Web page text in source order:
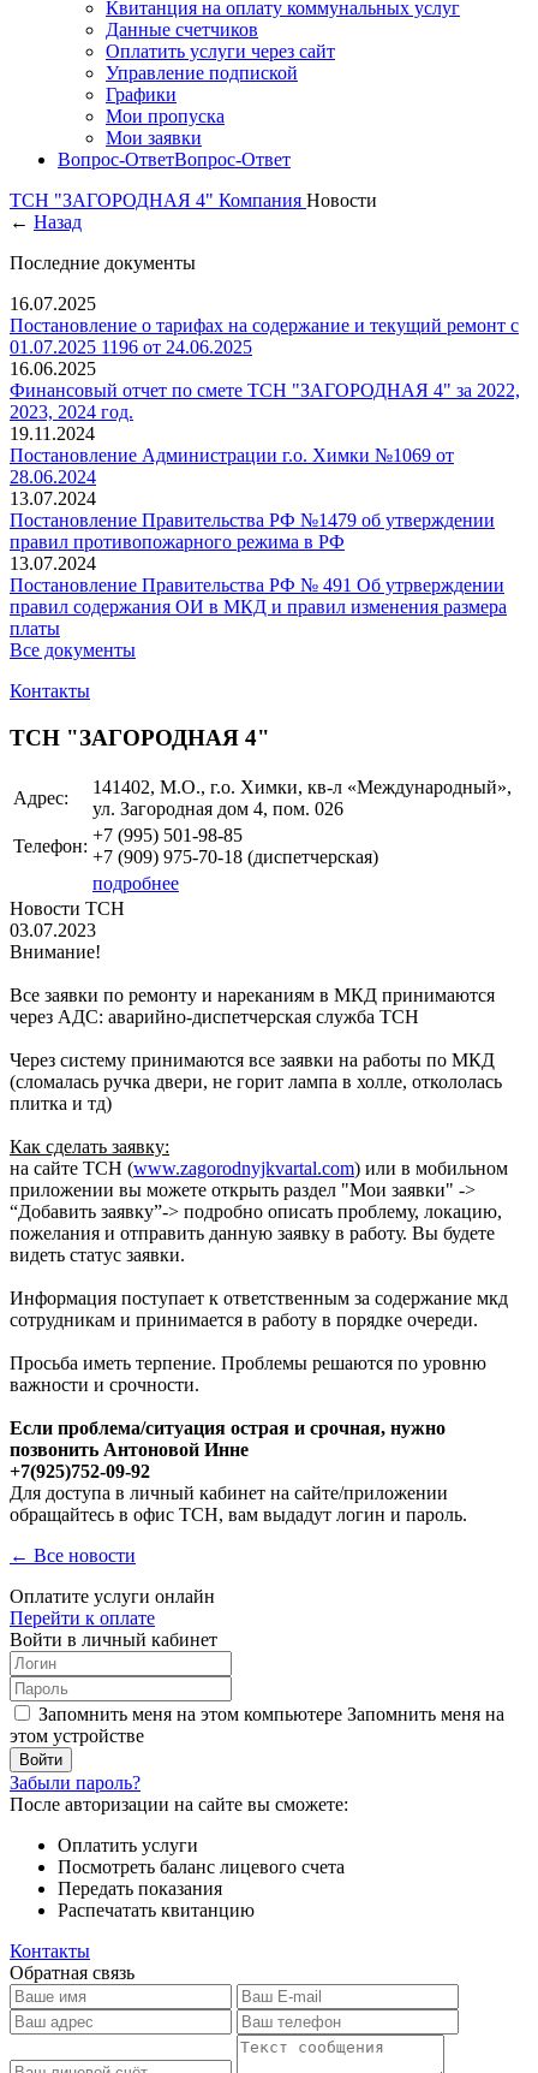
Квитанция на оплату коммунальных услуг
Данные счетчиков
Оплатить услуги через сайт
Управление подпиской
Графики
Мои пропуска
Мои заявки
Вопрос-ОтветВопрос-Ответ
ТСН "ЗАГОРОДНАЯ 4" Компания Новости
← Назад
Последние документы
16.07.2025
Постановление о тарифах на содержание и текущий ремонт с
01.07.2025 1196 от 24.06.2025
16.06.2025
Финансовый отчет по смете ТСН "ЗАГОРОДНАЯ 4" за 2022,
2023, 2024 год.
19.11.2024
Постановление Администрации г.о. Химки №1069 от
28.06.2024
13.07.2024
Постановление Правительства РФ №1479 об утверждении
правил противопожарного режима в РФ
13.07.2024
Постановление Правительства РФ № 491 Об утрверждении
правил содержания ОИ в МКД и правил изменения размера
платы
Все документы
Контакты
ТСН "ЗАГОРОДНАЯ 4"
Адрес:
141402, М.О., г.о. Химки, кв-л «Международный»,
ул. Загородная дом 4, пом. 026
Телефон:
+7 (995) 501-98-85
+7 (909) 975-70-18 (диспетчерская)
подробнее
Новости ТСН
03.07.2023
Внимание!
Все заявки по ремонту и нареканиям в МКД принимаются
через АДС: аварийно-диспетчерская служба ТСН
Через систему принимаются все заявки на работы по МКД
(сломалась ручка двери, не горит лампа в холле, откололась
плитка и тд)
Как сделать заявку:
на сайте ТСН (www.zagorodnyjkvartal.com) или в мобильном
приложении вы можете открыть раздел "Мои заявки" ->
“Добавить заявку”-> подробно описать проблему, локацию,
пожелания и отправить данную заявку в работу. Вы будете
видеть статус заявки.
Информация поступает к ответственным за содержание мкд
сотрудникам и принимается в работу в порядке очереди.
Просьба иметь терпение. Проблемы решаются по уровню
важности и срочности.
Если проблема/ситуация острая и срочная, нужно
позвонить Антоновой Инне
+7(925)752-09-92
Для доступа в личный кабинет на сайте/приложении
обращайтесь в офис ТСН, вам выдадут логин и пароль.
← Все новости
Оплатите услуги онлайн
Перейти к оплате
Войти в личный кабинет
Запомнить меня на этом компьютере Запомнить меня на
этом устройстве
Забыли пароль?
После авторизации на сайте вы сможете:
Оплатить услуги
Посмотреть баланс лицевого счета
Передать показания
Распечатать квитанцию
Контакты
Обратная связь